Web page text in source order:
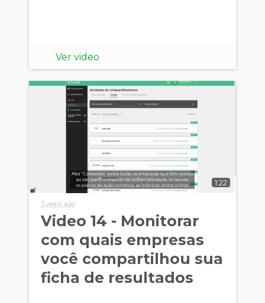
Ver video
1:22
3 years ago
Video 14 - Monitorar
com quais empresas
você compartilhou sua
ficha de resultados